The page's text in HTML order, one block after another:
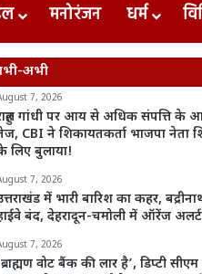
मनोरंजन धर्म
अभी
7, 2026
गांधी पर आय से अधिक संपत्ति के
CBI ने शिकायतकर्ता भाजपा नेता
लिए बुलाया!
7, 2026
में भारी बारिश का कहर,
बंद, देहरादून-चमोली में ऑरेंज
7, 2026
वोट बैंक की लार है’, डिप्टी